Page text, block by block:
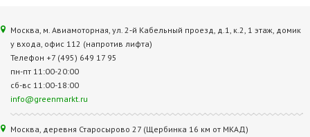
Москва, м. Авиамоторная, ул. 2‑й Кабельный проезд, д.1, к.2, 1 этаж, домик
у входа, офис 112 (напротив лифта)
Телефон +7 (495) 649 17 95
пн-пт 11:00-20:00
сб-вс 11:00-18:00
info@greenmarkt.ru
Москва, деревня Старосырово 27 (Щербинка 16 км от МКАД)